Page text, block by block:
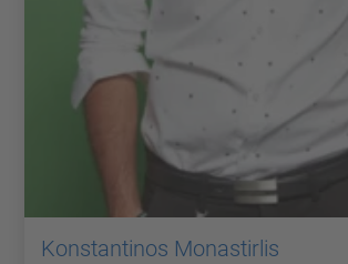
Konstantinos Monastirlis